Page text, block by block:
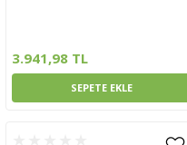
3.941,98 TL
SEPETE EKLE